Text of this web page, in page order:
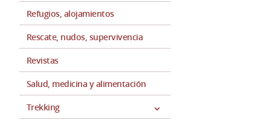
Refugios, alojamientos
Rescate, nudos, supervivencia
Revistas
Salud, medicina y alimentación
Trekking